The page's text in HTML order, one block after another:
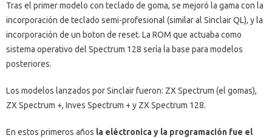
Tras el primer modelo con teclado de goma, se mejoró la gama con la
incorporación de teclado semi-profesional (similar al Sinclair QL), y la
incorporación de un boton de reset. La ROM que actuaba como
sistema operativo del Spectrum 128 sería la base para modelos
posteriores.
Los modelos lanzados por Sinclair fueron: ZX Spectrum (el gomas),
ZX Spectrum +, Inves Spectrum + y ZX Spectrum 128.
En estos primeros años la eléctronica y la programación fue el